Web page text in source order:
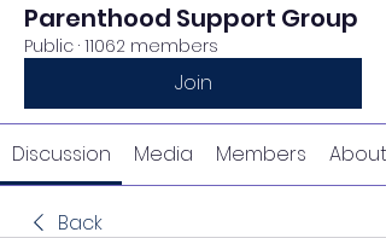
Parenthood Support Group
Public · 11062 members
Join
Discussion Media Members About
Back